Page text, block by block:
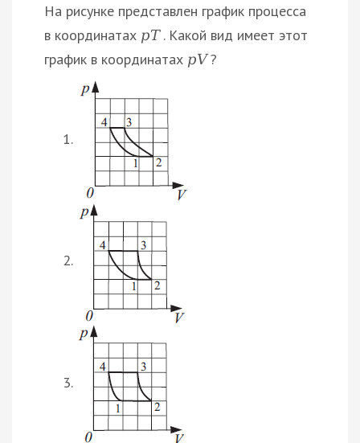
На рисунке представлен график процесса
в координатах pT . Какой вид имеет этот
график в координатах pV?